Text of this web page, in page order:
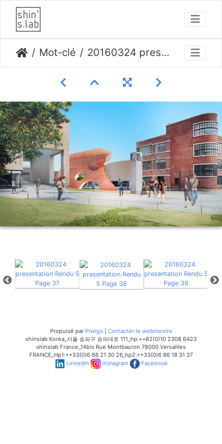
Mot-clé 20160324 presentation Rendu 5 Page 38
Propulsé par Piwigo
Contacter le webmestre
shinslab Korea_서울 송파구 송파대로 111_hp:++82(0)10 2308 6423
shinslab France_14bis Rue Montbauron 78000 Versailles
FRANCE_Hp1:++33(0)6 88 21 30 26_hp2:++33(0)6 86 18 31 37
LinkedIn
Instagram Facebook